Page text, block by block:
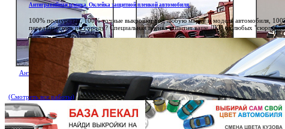
Антигравийная пленка. Оклейка защитной пленкой автомобиля.
100% полиуретан, 100% точные выкройки под любую марку и модель автомобиля,
передвигаетесь по городу? Специальная пленка защитит ваше ЛКП от любых
Антигравийная оклейка Porsche
Panamera Turbo
Антигравийная оклейка Porsche Macan
Turbo
(Смотреть все работы)